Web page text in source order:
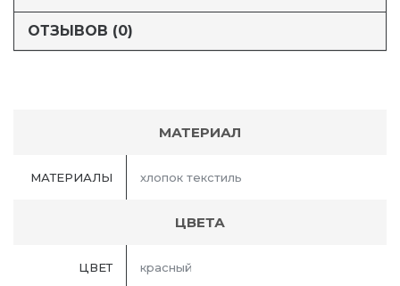
ОТЗЫВОВ (0)
МАТЕРИАЛ
МАТЕРИАЛЫ хлопок текстиль
ЦВЕТА
ЦВЕТ красный